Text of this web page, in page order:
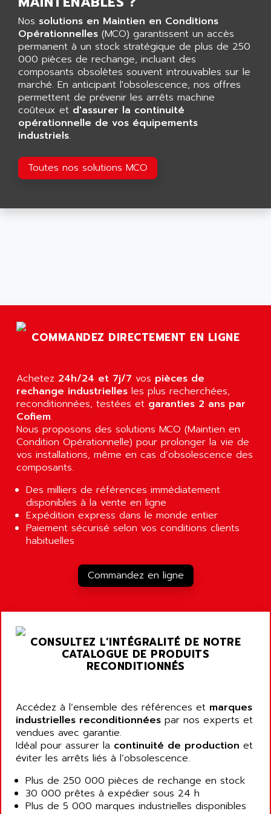
SMART TOUCH
GP 70 SERIE
PROVIT 5000
S4-S4C
SIAX
FESTO ELECTRONIC
PCS095
TOUCHVIEW
REDIPANEL
RJ2
PCS
FLEX I/O
PANELVIEW 1000
NT620C
SIMATIC S5-101
SIMATIC TOUCH PANEL
S900 II
S900
SIMATIC-S5
SIMATIC FIELD PG
LOGO!
RJ3
ARGOLUX AS
TEXT DISPLAY
SIMATIC S5 115U
SINUMERIK 840
SMT
SMTB
SMT-BSI
CPX37
CE65
ROD 426
SINUMERIK 840C
AFAG
AFDI
AFP PRODEL
AG ASSOCIATES
AGASTAT
AGDE
AGE POWERBLOCK
AGETEM
AGIE
AGUT
AHLBERG ELECTRONICS
AIR
AIR ET PULVERISATION
AIR LIQUIDE
AIR SYSTEMS
AIR WORTHINGTON CREYSSENSAC
AIRBUS
AIRCOM
AIRELEC
AIRMASTER R1
AIRMASTER R1HMI
AIRPES
AIRWELL
AJC BATTERY
AJHUA TECHNOLOGY
AKA
AKER
AKIM AG
AKKU
AKO
ALACATEL
Nos solutions en Maintien en Conditions
Opérationnelles (MCO) garantissent un accès
permanent à un stock stratégique de plus de 250
000 pièces de rechange, incluant des
composants obsolètes souvent introuvables sur le
marché. En anticipant l'obsolescence, nos offres
permettent de prévenir les arrêts machine
coûteux et d'assurer la continuité
opérationnelle de vos équipements
industriels.
Toutes nos solutions MCO
COMMANDEZ DIRECTEMENT EN LIGNE
Achetez 24h/24 et 7j/7 vos pièces de
rechange industrielles les plus recherchées,
reconditionnées, testées et garanties 2 ans par
Cofiem.
Nous proposons des solutions MCO (Maintien en
Condition Opérationnelle) pour prolonger la vie de
vos installations, même en cas d’obsolescence des
composants.
Des milliers de références immédiatement
disponibles à la vente en ligne
Expédition express dans le monde entier
Paiement sécurisé selon vos conditions clients
habituelles
Commandez en ligne
CONSULTEZ L’INTÉGRALITÉ DE NOTRE
CATALOGUE DE PRODUITS
RECONDITIONNÉS
Accédez à l’ensemble des références et marques
industrielles reconditionnées par nos experts et
vendues avec garantie.
Idéal pour assurer la continuité de production et
éviter les arrêts liés à l’obsolescence.
Plus de 250 000 pièces de rechange en stock
30 000 prêtes à expédier sous 24 h
Plus de 5 000 marques industrielles disponibles